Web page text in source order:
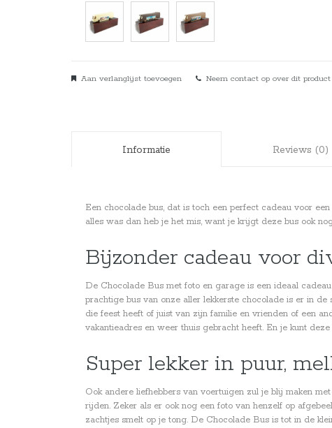
Aan verlanglijst toevoegen Neem contact op over dit product
Informatie Reviews (0)
Een chocolade bus, dat is toch een perfect cadeau voor
alles was dan heb je het mis, want je krijgt deze bus ook
Bijzonder cadeau voor
De Chocolade Bus met foto en garage is een ideaal
prachtige bus van onze aller lekkerste chocolade is er in
die feest heeft of juist van zijn familie en vrienden of een
vakantieadres en weer thuis gebracht heeft. En je kunt
Super lekker in puur,
Ook andere liefhebbers van voertuigen zul je blij maken
rijden. Zeker als er ook nog een foto van henzelf op
zachtjes smelt op je tong. De Chocolade Bus is tot in de